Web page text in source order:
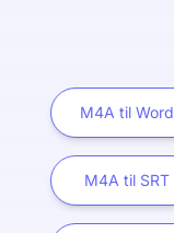
M4A til Word
M4A til SRT